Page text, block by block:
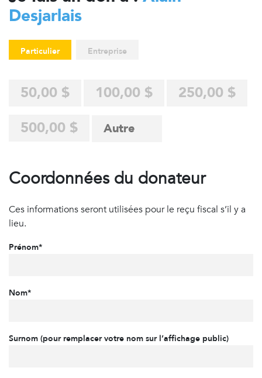
Desjarlais
Particulier Entreprise
50,00 $ 100,00 $
250,00 $
500,00 $
Coordonnées du donateur
Ces informations seront utilisées pour le reçu fiscal s’il y a
lieu.
Prénom*
Nom*
Surnom (pour remplacer votre nom sur l’affichage public)